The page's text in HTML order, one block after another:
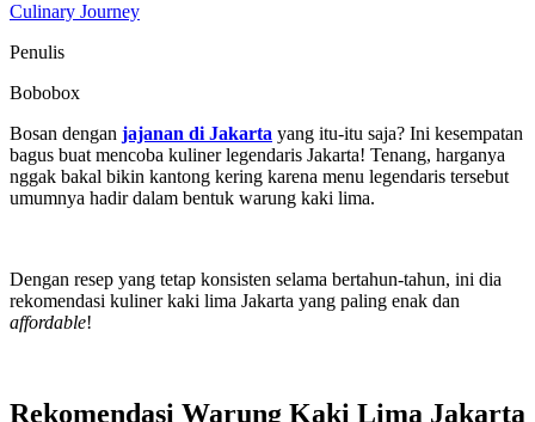
Culinary Journey
Penulis
Bobobox
Bosan dengan jajanan di Jakarta yang itu-itu saja? Ini kesempatan
bagus buat mencoba kuliner legendaris Jakarta! Tenang, harganya
nggak bakal bikin kantong kering karena menu legendaris tersebut
umumnya hadir dalam bentuk warung kaki lima.
Dengan resep yang tetap konsisten selama bertahun-tahun, ini dia
rekomendasi kuliner kaki lima Jakarta yang paling enak dan
affordable!
Rekomendasi Warung Kaki Lima Jakarta